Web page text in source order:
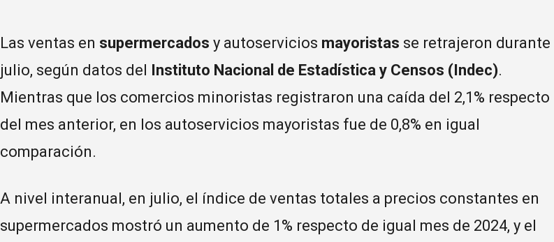
Las ventas en supermercados y autoservicios mayoristas se retrajeron durante
julio, según datos del
Instituto Nacional de Estadística y Censos (Indec).
Mientras que los comercios minoristas registraron una caída del 2,1% respecto
del mes anterior, en los autoservicios mayoristas fue de 0,8% en igual
comparación.
A nivel interanual, en julio, el índice de ventas totales a precios constantes en
supermercados mostró un aumento de 1% respecto de igual mes de 2024, y el